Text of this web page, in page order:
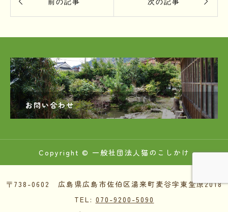
お問い合わせ
Copyright © 一般社団法人猫のこしかけ
〒738-0602 広島県広島市佐伯区湯来町麦谷字東堂原2018
TEL: 070-9200-5090